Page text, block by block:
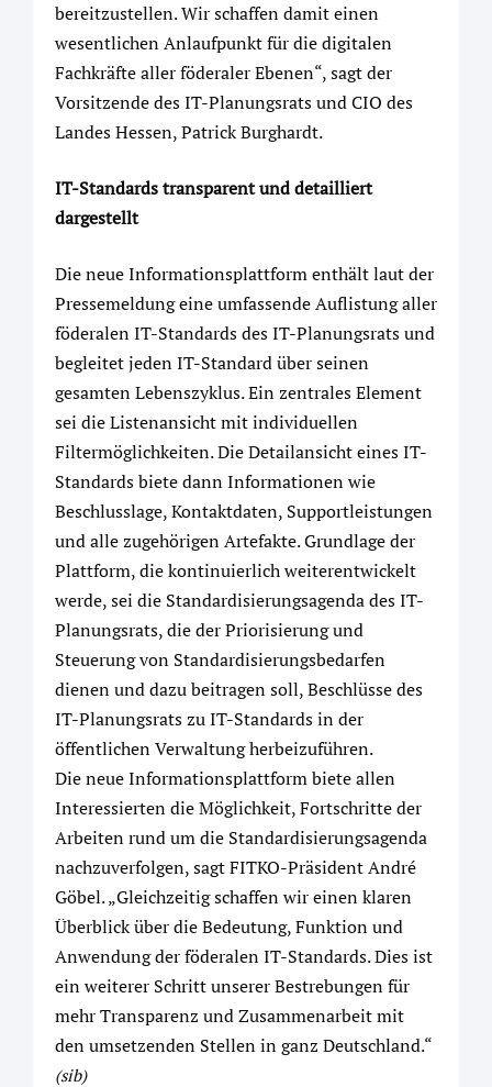
bereitzustellen. Wir schaffen damit einen
wesentlichen Anlaufpunkt für die digitalen
Fachkräfte aller föderaler Ebenen“, sagt der
Vorsitzende des IT-Planungsrats und CIO des
Landes Hessen, Patrick Burghardt.
IT-Standards transparent und detailliert
dargestellt
Die neue Informationsplattform enthält laut der
Pressemeldung eine umfassende Auflistung aller
föderalen IT-Standards des IT-Planungsrats und
begleitet jeden IT-Standard über seinen
gesamten Lebenszyklus. Ein zentrales Element
sei die Listenansicht mit individuellen
Filtermöglichkeiten. Die Detailansicht eines IT-
Standards biete dann Informationen wie
Beschlusslage, Kontaktdaten, Supportleistungen
und alle zugehörigen Artefakte. Grundlage der
Plattform, die kontinuierlich weiterentwickelt
werde, sei die Standardisierungsagenda des IT-
Planungsrats, die der Priorisierung und
Steuerung von Standardisierungsbedarfen
dienen und dazu beitragen soll, Beschlüsse des
IT-Planungsrats zu IT-Standards in der
öffentlichen Verwaltung herbeizuführen.
Die neue Informationsplattform biete allen
Interessierten die Möglichkeit, Fortschritte der
Arbeiten rund um die Standardisierungsagenda
nachzuverfolgen, sagt FITKO-Präsident André
Göbel. „Gleichzeitig schaffen wir einen klaren
Überblick über die Bedeutung, Funktion und
Anwendung der föderalen IT-Standards. Dies ist
ein weiterer Schritt unserer Bestrebungen für
mehr Transparenz und Zusammenarbeit mit
den umsetzenden Stellen in ganz Deutschland.“
(sib)